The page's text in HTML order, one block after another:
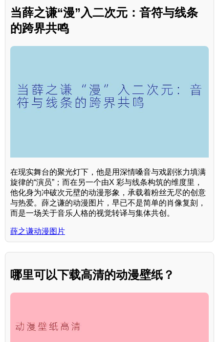
当薛之谦“漫”入二次元：音符与线条
的跨界共鸣
在现实舞台的聚光灯下，他是用深情嗓音与戏剧张力填满
旋律的“演员”；而在另一个由X 彩与线条构筑的维度里，
他化身为冲破次元壁的动漫形象，承载着粉丝无尽的创意
与热爱。薛之谦的动漫图片，早已不是简单的肖像复刻，
而是一场关于音乐人格的视觉转译与集体共创。
薛之谦动漫图片
哪里可以下载高清的动漫壁纸？